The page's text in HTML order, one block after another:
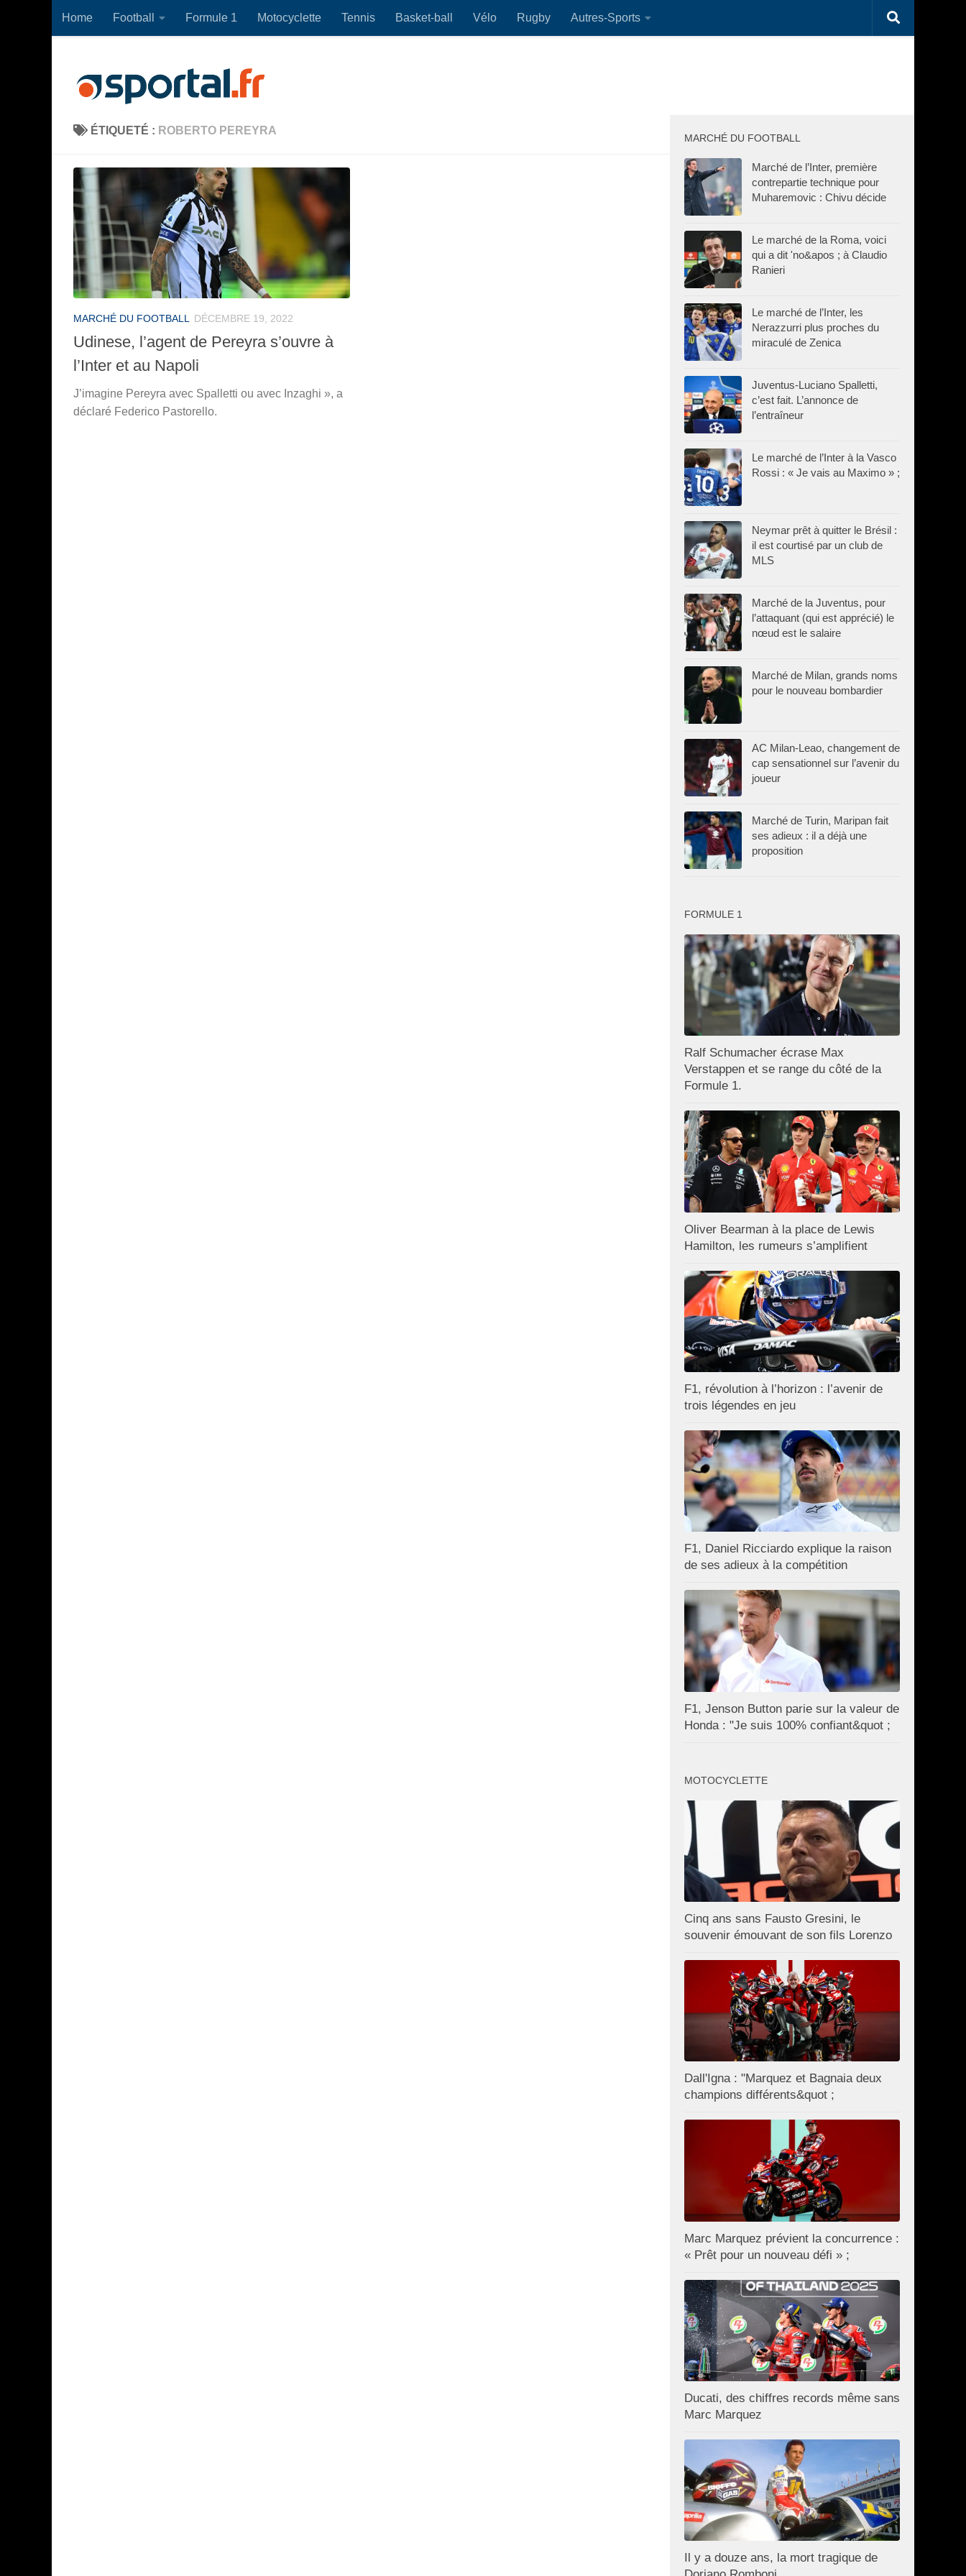
Skip to content
Home Football Formule 1 Motocyclette Tennis Basket-ball Vélo Rugby Autres-Sports
ÉTIQUETÉ : ROBERTO PEREYRA
MARCHÉ DU FOOTBALL DÉCEMBRE 19, 2022
Udinese, l’agent de Pereyra s’ouvre à
l’Inter et au Napoli
J’imagine Pereyra avec Spalletti ou avec Inzaghi », a
déclaré Federico Pastorello.
MARCHÉ DU FOOTBALL
Marché de l’Inter, première
contrepartie technique pour
Muharemovic : Chivu décide
Le marché de la Roma, voici
qui a dit 'no&apos ; à Claudio
Ranieri
Le marché de l’Inter, les
Nerazzurri plus proches du
miraculé de Zenica
Juventus-Luciano Spalletti,
c’est fait. L’annonce de
l’entraîneur
Le marché de l’Inter à la Vasco
Rossi : « Je vais au Maximo » ;
Neymar prêt à quitter le Brésil :
il est courtisé par un club de
MLS
Marché de la Juventus, pour
l’attaquant (qui est apprécié) le
nœud est le salaire
Marché de Milan, grands noms
pour le nouveau bombardier
AC Milan-Leao, changement de
cap sensationnel sur l’avenir du
joueur
Marché de Turin, Maripan fait
ses adieux : il a déjà une
proposition
FORMULE 1
Ralf Schumacher écrase Max
Verstappen et se range du côté de la
Formule 1.
Oliver Bearman à la place de Lewis
Hamilton, les rumeurs s’amplifient
F1, révolution à l’horizon : l’avenir de
trois légendes en jeu
F1, Daniel Ricciardo explique la raison
de ses adieux à la compétition
F1, Jenson Button parie sur la valeur de
Honda : "Je suis 100% confiant&quot ;
MOTOCYCLETTE
Cinq ans sans Fausto Gresini, le
souvenir émouvant de son fils Lorenzo
Dall'Igna : "Marquez et Bagnaia deux
champions différents&quot ;
Marc Marquez prévient la concurrence :
« Prêt pour un nouveau défi » ;
Ducati, des chiffres records même sans
Marc Marquez
Il y a douze ans, la mort tragique de